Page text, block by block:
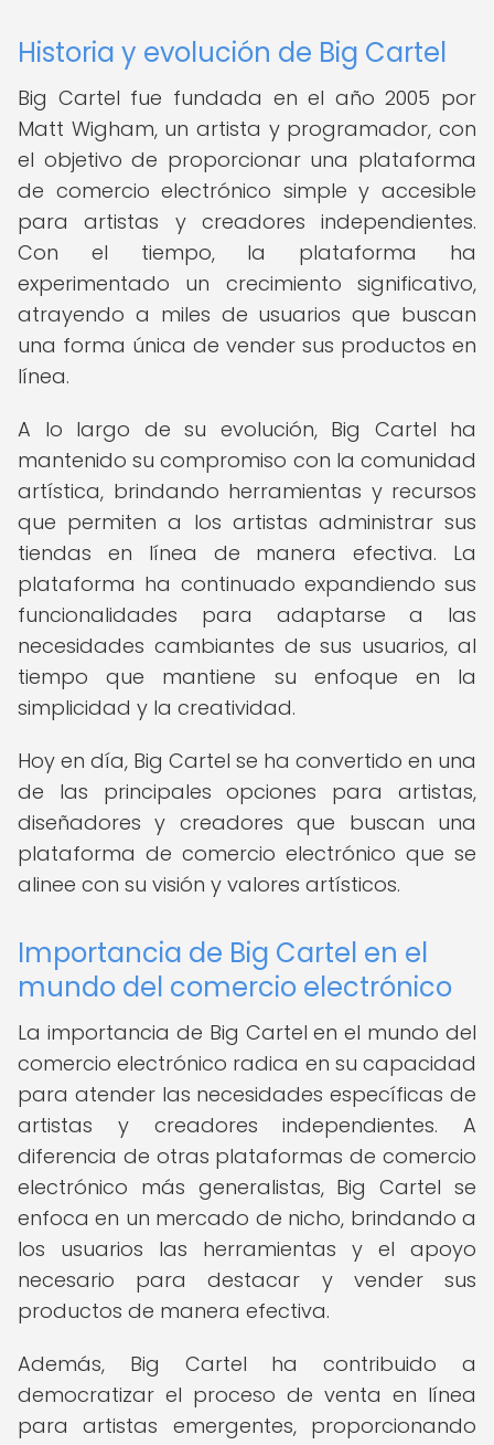
Historia y evolución de Big Cartel
Big Cartel fue fundada en el año 2005 por
Matt Wigham, un artista y programador, con
el objetivo de proporcionar una plataforma
de comercio electrónico simple y accesible
para artistas y creadores independientes.
Con el tiempo, la plataforma ha
experimentado un crecimiento significativo,
atrayendo a miles de usuarios que buscan
una forma única de vender sus productos en
línea.
A lo largo de su evolución, Big Cartel ha
mantenido su compromiso con la comunidad
artística, brindando herramientas y recursos
que permiten a los artistas administrar sus
tiendas en línea de manera efectiva. La
plataforma ha continuado expandiendo sus
funcionalidades para adaptarse a las
necesidades cambiantes de sus usuarios, al
tiempo que mantiene su enfoque en la
simplicidad y la creatividad.
Hoy en día, Big Cartel se ha convertido en una
de las principales opciones para artistas,
diseñadores y creadores que buscan una
plataforma de comercio electrónico que se
alinee con su visión y valores artísticos.
Importancia de Big Cartel en el
mundo del comercio electrónico
La importancia de Big Cartel en el mundo del
comercio electrónico radica en su capacidad
para atender las necesidades específicas de
artistas y creadores independientes. A
diferencia de otras plataformas de comercio
electrónico más generalistas, Big Cartel se
enfoca en un mercado de nicho, brindando a
los usuarios las herramientas y el apoyo
necesario para destacar y vender sus
productos de manera efectiva.
Además, Big Cartel ha contribuido a
democratizar el proceso de venta en línea
para artistas emergentes, proporcionando